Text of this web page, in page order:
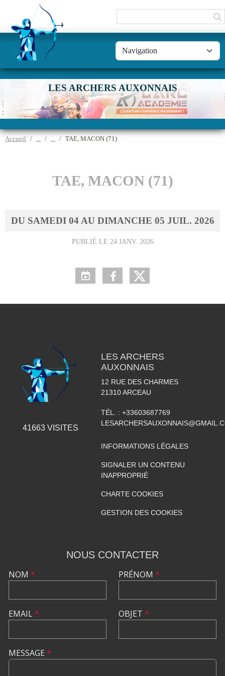
LES ARCHERS AUXONNAIS
Accueil TAE, MACON (71)
TAE, MACON (71)
DU SAMEDI 04 AU DIMANCHE 05 JUIL. 2026
PUBLIÉ LE 24 JANV. 2026
41663VISITES
LES ARCHERS
AUXONNAIS
12 RUE DES CHARMES
21310 ARCEAU
TÉL. : +33603687769
INFORMATIONS LÉGALES
SIGNALER UN CONTENU
INAPPROPRIÉ
CHARTE COOKIES
GESTION DES COOKIES
NOUS CONTACTER
NOM *
EMAIL*
PRÉNOM *
OBJET *
MESSAGE *
Panneau de gestion des cookies